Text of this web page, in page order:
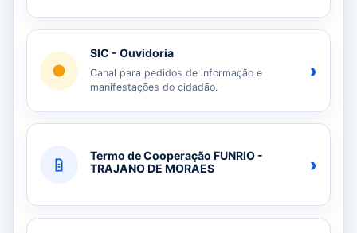
SIC - Ouvidoria
Canal para pedidos de informação e
manifestações do cidadão.
›
Termo de Cooperação FUNRIO -
TRAJANO DE MORAES
›